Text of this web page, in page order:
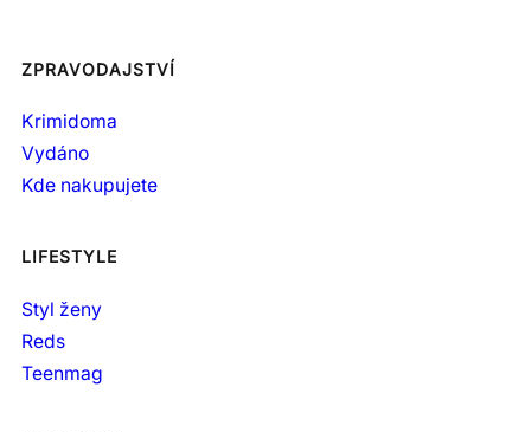
ZPRAVODAJSTVÍ
Krimidoma
Vydáno
Kde nakupujete
LIFESTYLE
Styl ženy
Reds
Teenmag